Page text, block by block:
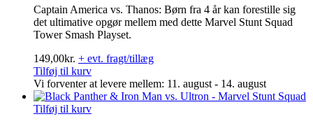
Captain America vs. Thanos: Børn fra 4 år kan forestille sig
det ultimative opgør mellem med dette Marvel Stunt Squad
Tower Smash Playset.
149,00kr. + evt. fragt/tillæg
Tilføj til kurv
Vi forventer at levere mellem: 11. august - 14. august
Tilføj til kurv